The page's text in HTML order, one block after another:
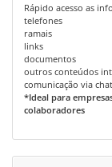
Rápido acesso as
telefones
ramais
links
documentos
outros conteúdos
comunicação via
*Ideal para
colaboradores